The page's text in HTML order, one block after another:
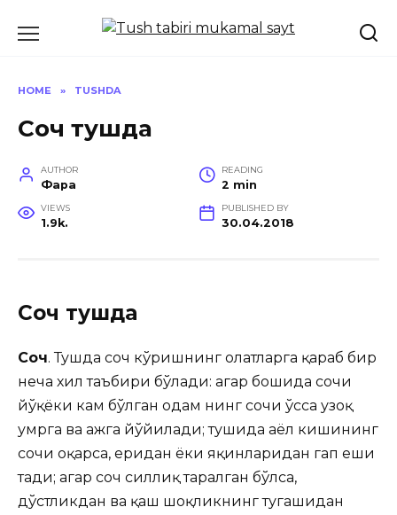
HOME » TUSHDA
Соч тушда
AUTHOR
Фара
READING
2 min
VIEWS
1.9k.
PUBLISHED BY
30.04.2018
Соч тушда
Соч. Тушда соч кўришнинг ҳолатларга қараб бир
неча хил таъбири бўлади: агар бошида сочи
йўқёки кам бўлган одам нинг сочи ўсса узоқ
умрга ва ҳажга йўйилади; тушида аёл кишининг
сочи оқарса, еридан ёки яқинларидан гап еши
тади; агар соч силлиқ таралган бўлса,
дўстликдан ва қаш шоқликнинг тугашидан